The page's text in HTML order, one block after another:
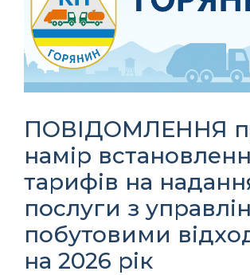
ПОВІДОМЛЕННЯ
намір
тарифів на
послуги з
побутовими
на 2026 рік